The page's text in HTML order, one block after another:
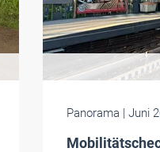
Panorama | Juni